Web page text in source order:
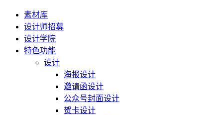
素材库
设计师招募
设计学院
特色功能
设计
海报设计
邀请函设计
公众号封面设计
贺卡设计